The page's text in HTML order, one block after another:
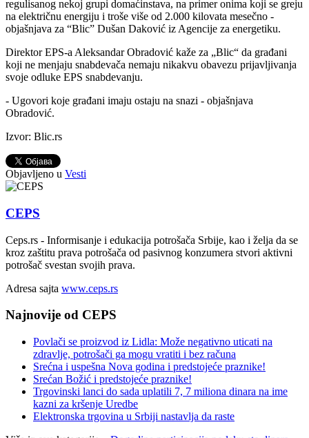
regulisanog nekoj grupi domaćinstava, na primer onima koji se greju
na električnu energiju i troše više od 2.000 kilovata mesečno -
objašnjava za “Blic” Dušan Daković iz Agencije za energetiku.
Direktor EPS-a Aleksandar Obradović kaže za „Blic“ da građani
koji ne menjaju snabdevača nemaju nikakvu obavezu prijavljivanja
svoje odluke EPS snabdevanju.
- Ugovori koje građani imaju ostaju na snazi - objašnjava
Obradović.
Izvor: Blic.rs
Objavljeno u Vesti
CEPS
Ceps.rs - Informisanje i edukacija potrošača Srbije, kao i želja da se
kroz zaštitu prava potrošača od pasivnog konzumera stvori aktivni
potrošač svestan svojih prava.
Adresa sajta www.ceps.rs
Najnovije od CEPS
Povlači se proizvod iz Lidla: Može negativno uticati na
zdravlje, potrošači ga mogu vratiti i bez računa
Srećna i uspešna Nova godina i predstojeće praznike!
Srećan Božić i predstojeće praznike!
Trgovinski lanci do sada uplatili 7, 7 miliona dinara na ime
kazni za kršenje Uredbe
Elektronska trgovina u Srbiji nastavlja da raste